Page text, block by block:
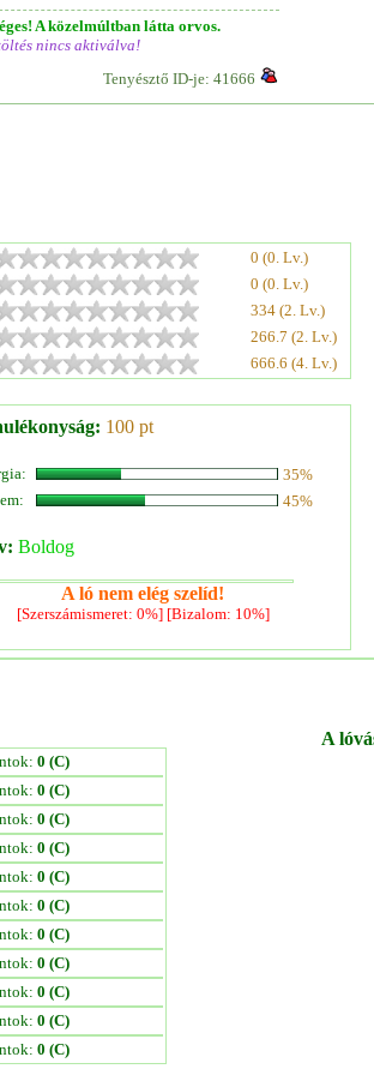
A közelmúltban látta orvos.
nincs aktiválva!
Tenyésztő ID-je: 41666
0 (0. Lv.)
0 (0. Lv.)
334 (2. Lv.)
266.7 (2. Lv.)
666.6 (4. Lv.)
100 pt
35%
45%
Boldog
A ló nem elég szelíd!
[Szerszámismeret: 0%] [Bizalom: 10%]
0 (C)
0 (C)
0 (C)
0 (C)
0 (C)
0 (C)
0 (C)
0 (C)
0 (C)
0 (C)
0 (C)
A